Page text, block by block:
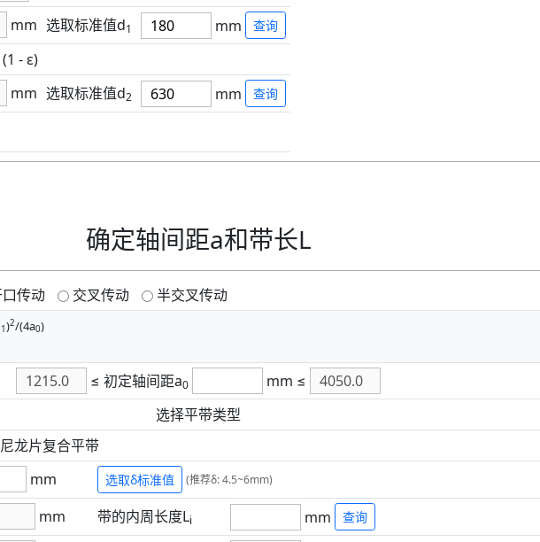
mm 选取标准值d1 mm 查询
- ε)
mm 选取标准值d2 mm 查询
确定轴间距a和带长L
传动 交叉传动 半交叉传动
1 )2/(4a0)
≤ 初定轴间距a0 mm ≤
选择平带类型
尼龙片复合平带
mm 选取δ标准值 (推荐δ: 4.5~6mm)
mm 带的内周长度Li mm 查询